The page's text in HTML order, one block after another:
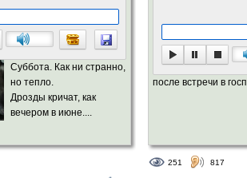
Суббота. Как ни странно,
но тепло.
Дрозды кричат, как
вечером в июне....
после встречи в
251 817